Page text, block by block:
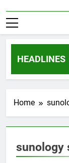
HEADLINES
Combien
1 Jour Ago
Home
sunology